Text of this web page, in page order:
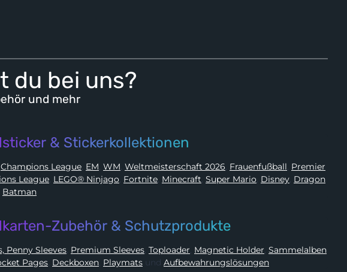
du bei uns?
und mehr
& Stickerkollektionen
Champions League, EM, WM, Weltmeisterschaft 2026, Frauenfußball, Premier
Nations League, LEGO® Ninjago, Fortnite, Minecraft, Super Mario, Disney, Dragon
Batman
Zubehör & Schutzprodukte
Penny Sleeves, Premium Sleeves, Toploader, Magnetic Holder, Sammelalben
Pages, Deckboxen, Playmats und Aufbewahrungslösungen